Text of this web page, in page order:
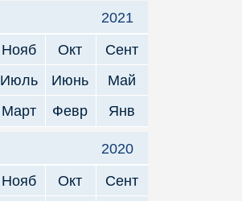
2021
Нояб Окт
Сент
Июль Июнь
Май
Март Февр Янв
2020
Нояб Окт
Сент